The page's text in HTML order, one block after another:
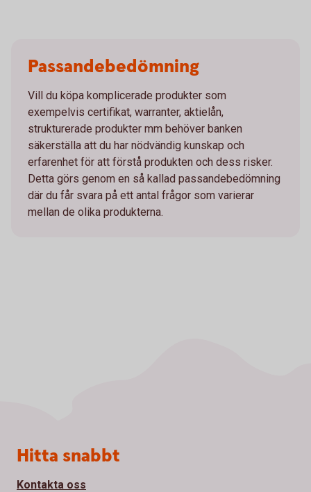
Passandebedömning
Vill du köpa komplicerade produkter som
exempelvis certifikat, warranter, aktielån,
strukturerade produkter mm behöver banken
säkerställa att du har nödvändig kunskap och
erfarenhet för att förstå produkten och dess risker.
Detta görs genom en så kallad passandebedömning
där du får svara på ett antal frågor som varierar
mellan de olika produkterna.
Sidfot
Hitta snabbt
Kontakta oss